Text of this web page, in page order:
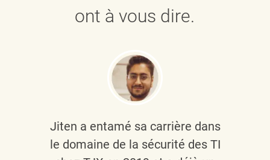
ont à vous dire.
Jiten a entamé sa carrière dans
le domaine de la sécurité des TI